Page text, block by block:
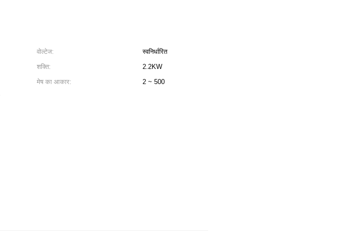
वोल्टेज:
स्वनिर्धारित
शक्ति:
2.2KW
मेष का आकार:
2 ~ 500